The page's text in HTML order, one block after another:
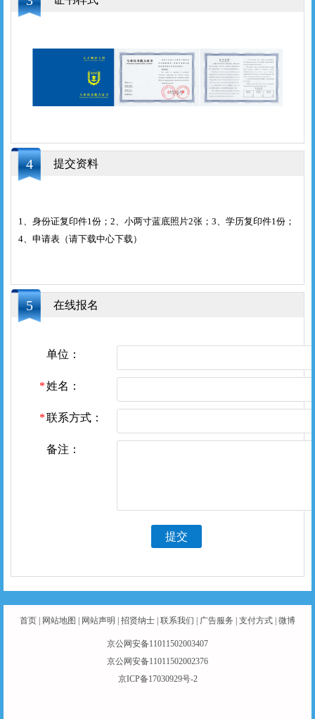
4 提交资料
1、身份证复印件1份；2、小两寸蓝底照片2张；3、学历复印件1份；
4、申请表（请下载中心下载）
5 在线报名
单位：
姓名：
联系方式：
备注：
提交
首页 网站地图 网站声明 招贤纳士 联系我们 广告服务 支付方式 微博
京公网安备11011502003407
京公网安备11011502002376
京ICP备17030929号-2